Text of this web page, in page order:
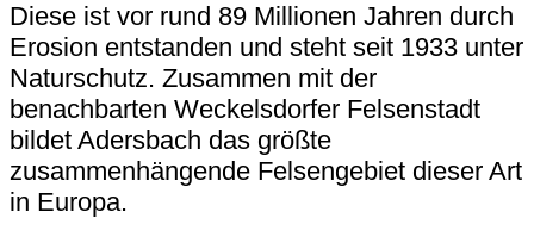
Diese ist vor rund 89 Millionen Jahren durch
Erosion entstanden und steht seit 1933 unter
Naturschutz. Zusammen mit der
benachbarten Weckelsdorfer Felsenstadt
bildet Adersbach das größte
zusammenhängende Felsengebiet dieser Art
in Europa.